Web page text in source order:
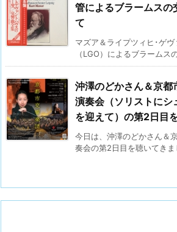
管によるブラームスの
て
マズア＆ライプツィヒ･ゲ
（LGO）によるブラームス
沖澤のどかさん＆京都
演奏会（ソリストに
を迎えて）の第2日目
今日は、沖澤のどかさん＆
奏会の第2日目を聴いてき